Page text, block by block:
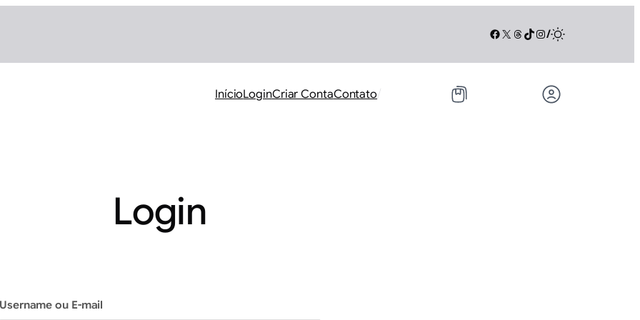
Facebook
X Threads
TikTok
Instagram
/
InícioLoginCriar ContaContato/
Login
Username ou E-mail